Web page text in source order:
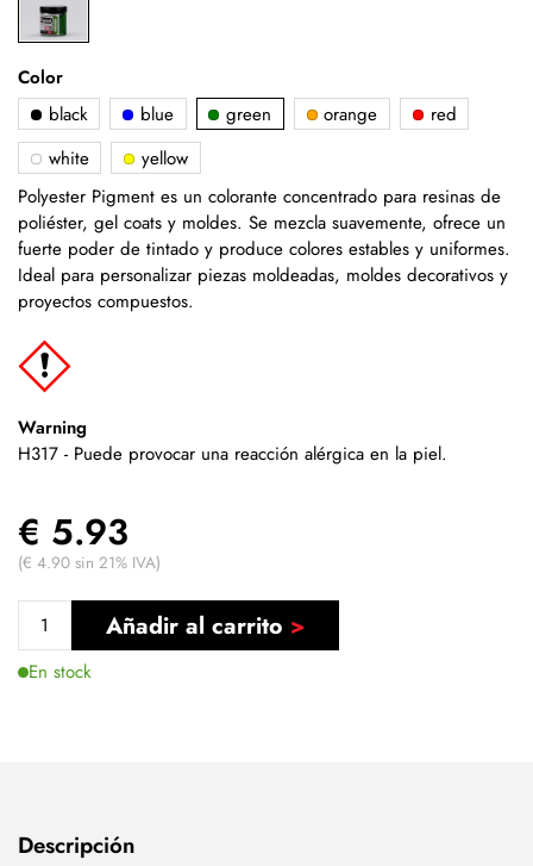
Color
black
blue green orange
red
white
yellow
Polyester Pigment es un colorante concentrado para resinas de
poliéster, gel coats y moldes. Se mezcla suavemente, ofrece un
fuerte poder de tintado y produce colores estables y uniformes.
Ideal para personalizar piezas moldeadas, moldes decorativos y
proyectos compuestos.
Warning
H317 - Puede provocar una reacción alérgica en la piel.
€ 5.93
(€ 4.90 sin 21% IVA)
Añadir al carrito
En stock
Descripción